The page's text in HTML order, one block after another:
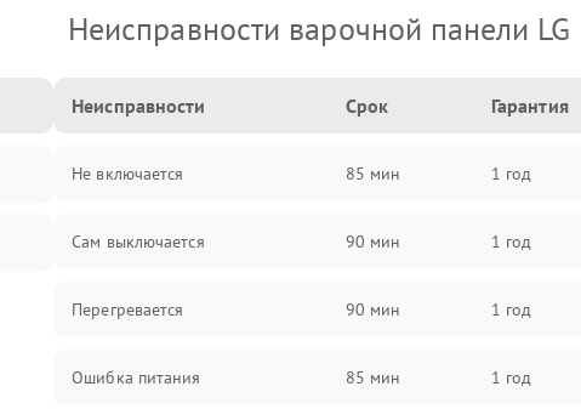
Неисправности варочной панели LG
Неисправности Срок Гарантия
Не включается 85 мин 1 год
Сам выключается 90 мин 1 год
Перегревается 90 мин 1 год
Ошибка питания 85 мин 1 год